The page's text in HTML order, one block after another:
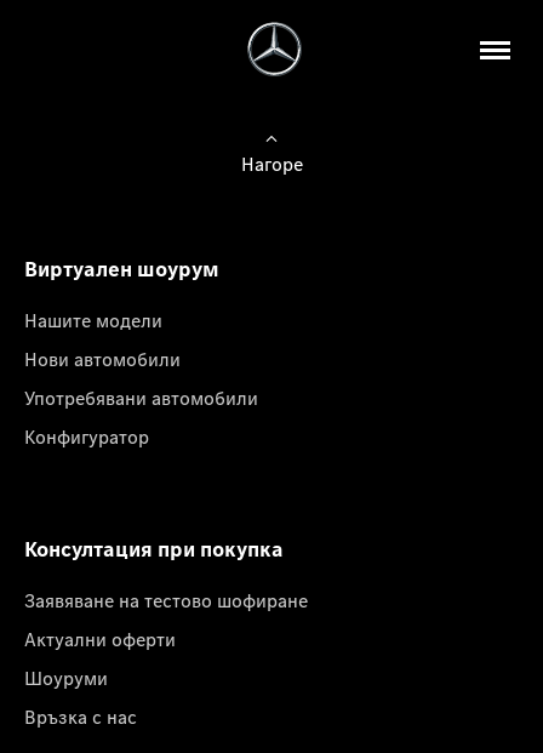
Нагоре
Виртуален шоурум
Нашите модели
Нови автомобили
Употребявани автомобили
Конфигуратор
Консултация при покупка
Заявяване на тестово шофиране
Актуални оферти
Шоуруми
Връзка с нас